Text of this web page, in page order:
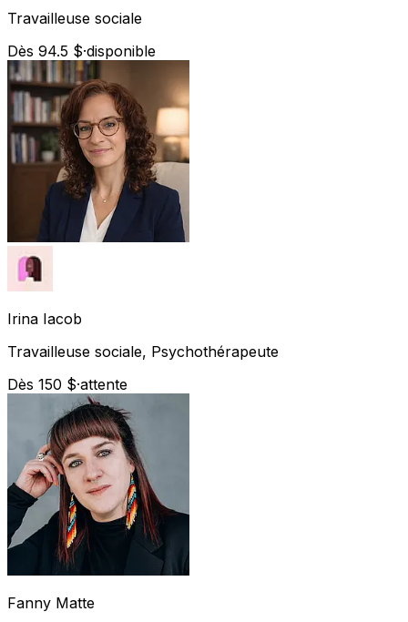
Travailleuse sociale
Dès 94.5 $·disponible
Irina Iacob
Travailleuse sociale, Psychothérapeute
Dès 150 $·attente
Fanny Matte